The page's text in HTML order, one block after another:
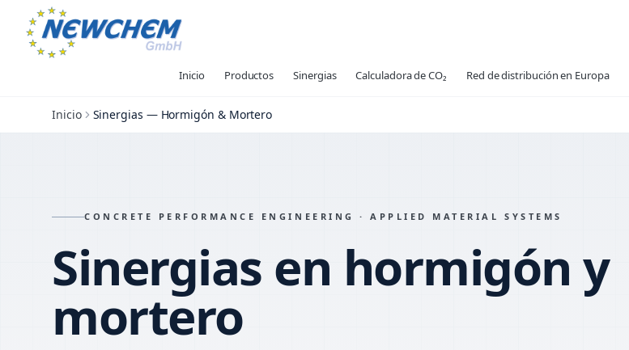
Inicio Productos Sinergias Calculadora de CO₂ Red de distribución en Europa
Inicio Sinergias — Hormigón & Mortero
CONCRETE PERFORMANCE ENGINEERING · APPLIED MATERIAL SYSTEMS
Sinergias en hormigón y
mortero